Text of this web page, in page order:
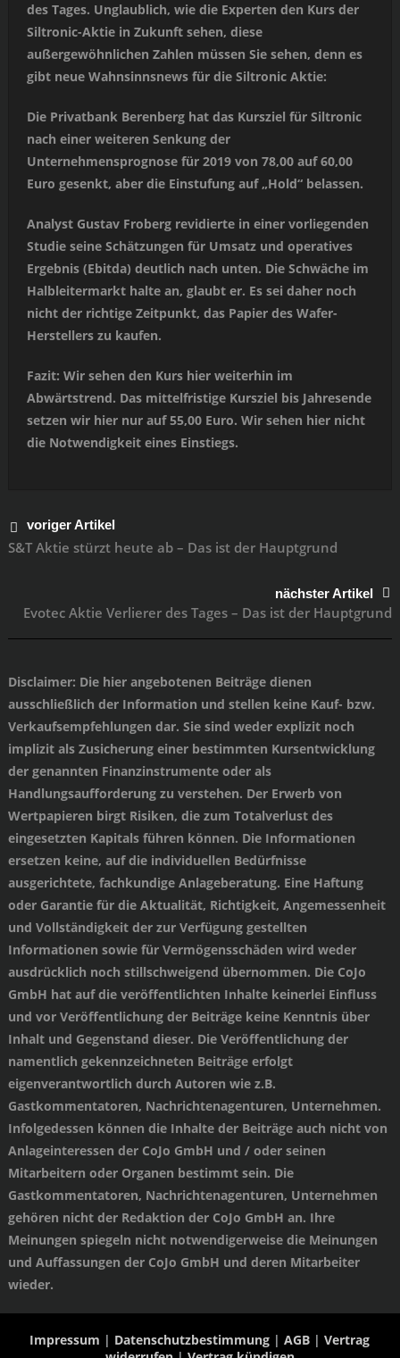
des Tages. Unglaublich, wie die Experten den Kurs der
Siltronic-Aktie in Zukunft sehen, diese
außergewöhnlichen Zahlen müssen Sie sehen, denn es
gibt neue Wahnsinnsnews für die Siltronic Aktie:
Die Privatbank Berenberg hat das Kursziel für Siltronic
nach einer weiteren Senkung der
Unternehmensprognose für 2019 von 78,00 auf 60,00
Euro gesenkt, aber die Einstufung auf „Hold“ belassen.
Analyst Gustav Froberg revidierte in einer vorliegenden
Studie seine Schätzungen für Umsatz und operatives
Ergebnis (Ebitda) deutlich nach unten. Die Schwäche im
Halbleitermarkt halte an, glaubt er. Es sei daher noch
nicht der richtige Zeitpunkt, das Papier des Wafer-
Herstellers zu kaufen.
Fazit: Wir sehen den Kurs hier weiterhin im
Abwärtstrend. Das mittelfristige Kursziel bis Jahresende
setzen wir hier nur auf 55,00 Euro. Wir sehen hier nicht
die Notwendigkeit eines Einstiegs.
voriger Artikel
S&T Aktie stürzt heute ab – Das ist der Hauptgrund
nächster Artikel
Evotec Aktie Verlierer des Tages – Das ist der Hauptgrund
Disclaimer: Die hier angebotenen Beiträge dienen
ausschließlich der Information und stellen keine Kauf- bzw.
Verkaufsempfehlungen dar. Sie sind weder explizit noch
implizit als Zusicherung einer bestimmten Kursentwicklung
der genannten Finanzinstrumente oder als
Handlungsaufforderung zu verstehen. Der Erwerb von
Wertpapieren birgt Risiken, die zum Totalverlust des
eingesetzten Kapitals führen können. Die Informationen
ersetzen keine, auf die individuellen Bedürfnisse
ausgerichtete, fachkundige Anlageberatung. Eine Haftung
oder Garantie für die Aktualität, Richtigkeit, Angemessenheit
und Vollständigkeit der zur Verfügung gestellten
Informationen sowie für Vermögensschäden wird weder
ausdrücklich noch stillschweigend übernommen. Die CoJo
GmbH hat auf die veröffentlichten Inhalte keinerlei Einfluss
und vor Veröffentlichung der Beiträge keine Kenntnis über
Inhalt und Gegenstand dieser. Die Veröffentlichung der
namentlich gekennzeichneten Beiträge erfolgt
eigenverantwortlich durch Autoren wie z.B.
Gastkommentatoren, Nachrichtenagenturen, Unternehmen.
Infolgedessen können die Inhalte der Beiträge auch nicht von
Anlageinteressen der CoJo GmbH und / oder seinen
Mitarbeitern oder Organen bestimmt sein. Die
Gastkommentatoren, Nachrichtenagenturen, Unternehmen
gehören nicht der Redaktion der CoJo GmbH an. Ihre
Meinungen spiegeln nicht notwendigerweise die Meinungen
und Auffassungen der CoJo GmbH und deren Mitarbeiter
wieder.
Impressum | Datenschutzbestimmung |AGB |Vertrag